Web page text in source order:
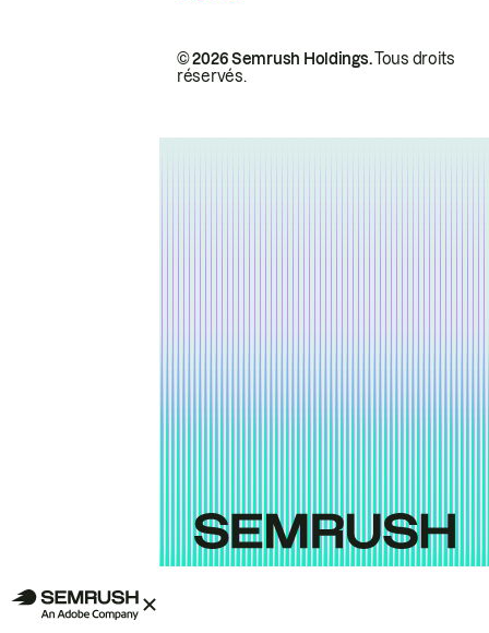
© 2026 Semrush Holdings.Tous droits
réservés.